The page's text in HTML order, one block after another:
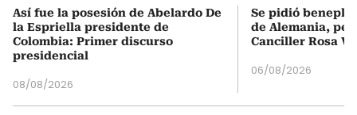
Así fue la posesión de Abelardo De
la Espriella presidente de
Colombia: Primer discurso
presidencial
08/08/2026
Se pidió
de Alemania,
Canciller Rosa
06/08/2026